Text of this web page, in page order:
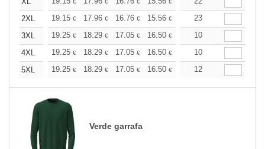
€ € € € €
2XL
19.15 € 17.96 € 16.76 € 15.56 € 14.36€
23
3XL
19.25 € 18.29 € 17.05 € 16.50 € 15.68€
10
4XL
19.25 € 18.29 € 17.05 € 16.50 € 15.68€
10
5XL
19.25 € 18.29 € 17.05 € 16.50 € 15.68€
12
Verde garrafa